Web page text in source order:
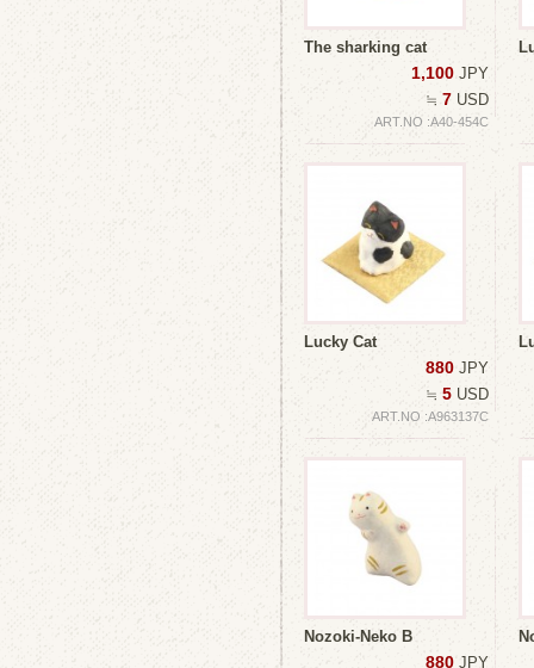
The sharking cat
1,100 JPY
≒ 7 USD
ART.NO :A40-454C
Lucky Cat
880 JPY
≒ 5 USD
ART.NO :A963137C
Nozoki-Neko B
880 JPY